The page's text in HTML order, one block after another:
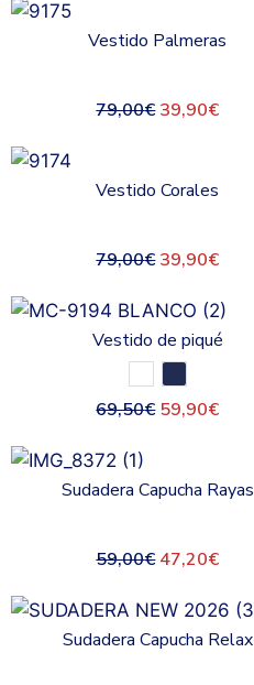
Vestido Palmeras
79,00€ 39,90€
Vestido Corales
79,00€ 39,90€
Vestido de piqué
69,50€ 59,90€
Sudadera Capucha Rayas
59,00€ 47,20€
Sudadera Capucha Relax